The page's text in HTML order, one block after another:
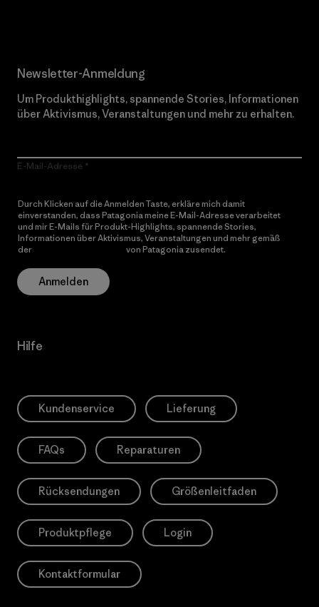
Newsletter-Anmeldung
Um Produkthighlights, spannende Stories, Informationen
über Aktivismus, Veranstaltungen und mehr zu erhalten.
E-Mail-Adresse
Durch Klicken auf die Anmelden Taste, erkläre mich damit
einverstanden, dass Patagonia meine E-Mail-Adresse verarbeitet
und mir E-Mails für Produkt-Highlights, spannende Stories,
Informationen über Aktivismus, Veranstaltungen und mehr gemäß
der
von Patagonia zusendet.
Anmelden
Hilfe
Kundenservice Lieferung
FAQs Reparaturen
Rücksendungen Größenleitfaden
Produktpflege Login
Kontaktformular